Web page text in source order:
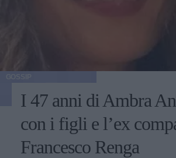
I 47 anni di Ambra
con i figli e l’ex
Francesco Renga